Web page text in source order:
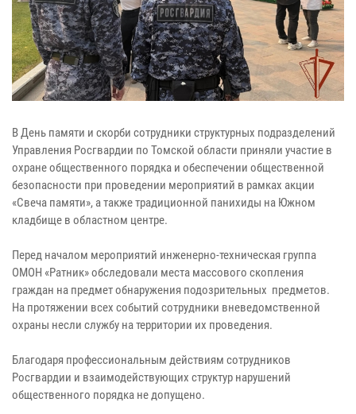
В День памяти и скорби сотрудники структурных подразделений
Управления Росгвардии по Томской области приняли участие в
охране общественного порядка и обеспечении общественной
безопасности при проведении мероприятий в рамках акции
«Свеча памяти», а также традиционной панихиды на Южном
кладбище в областном центре.
Перед началом мероприятий инженерно-техническая группа
ОМОН «Ратник» обследовали места массового скопления
граждан на предмет обнаружения подозрительных предметов.
На протяжении всех событий сотрудники вневедомственной
охраны несли службу на территории их проведения.
Благодаря профессиональным действиям сотрудников
Росгвардии и взаимодействующих структур нарушений
общественного порядка не допущено.